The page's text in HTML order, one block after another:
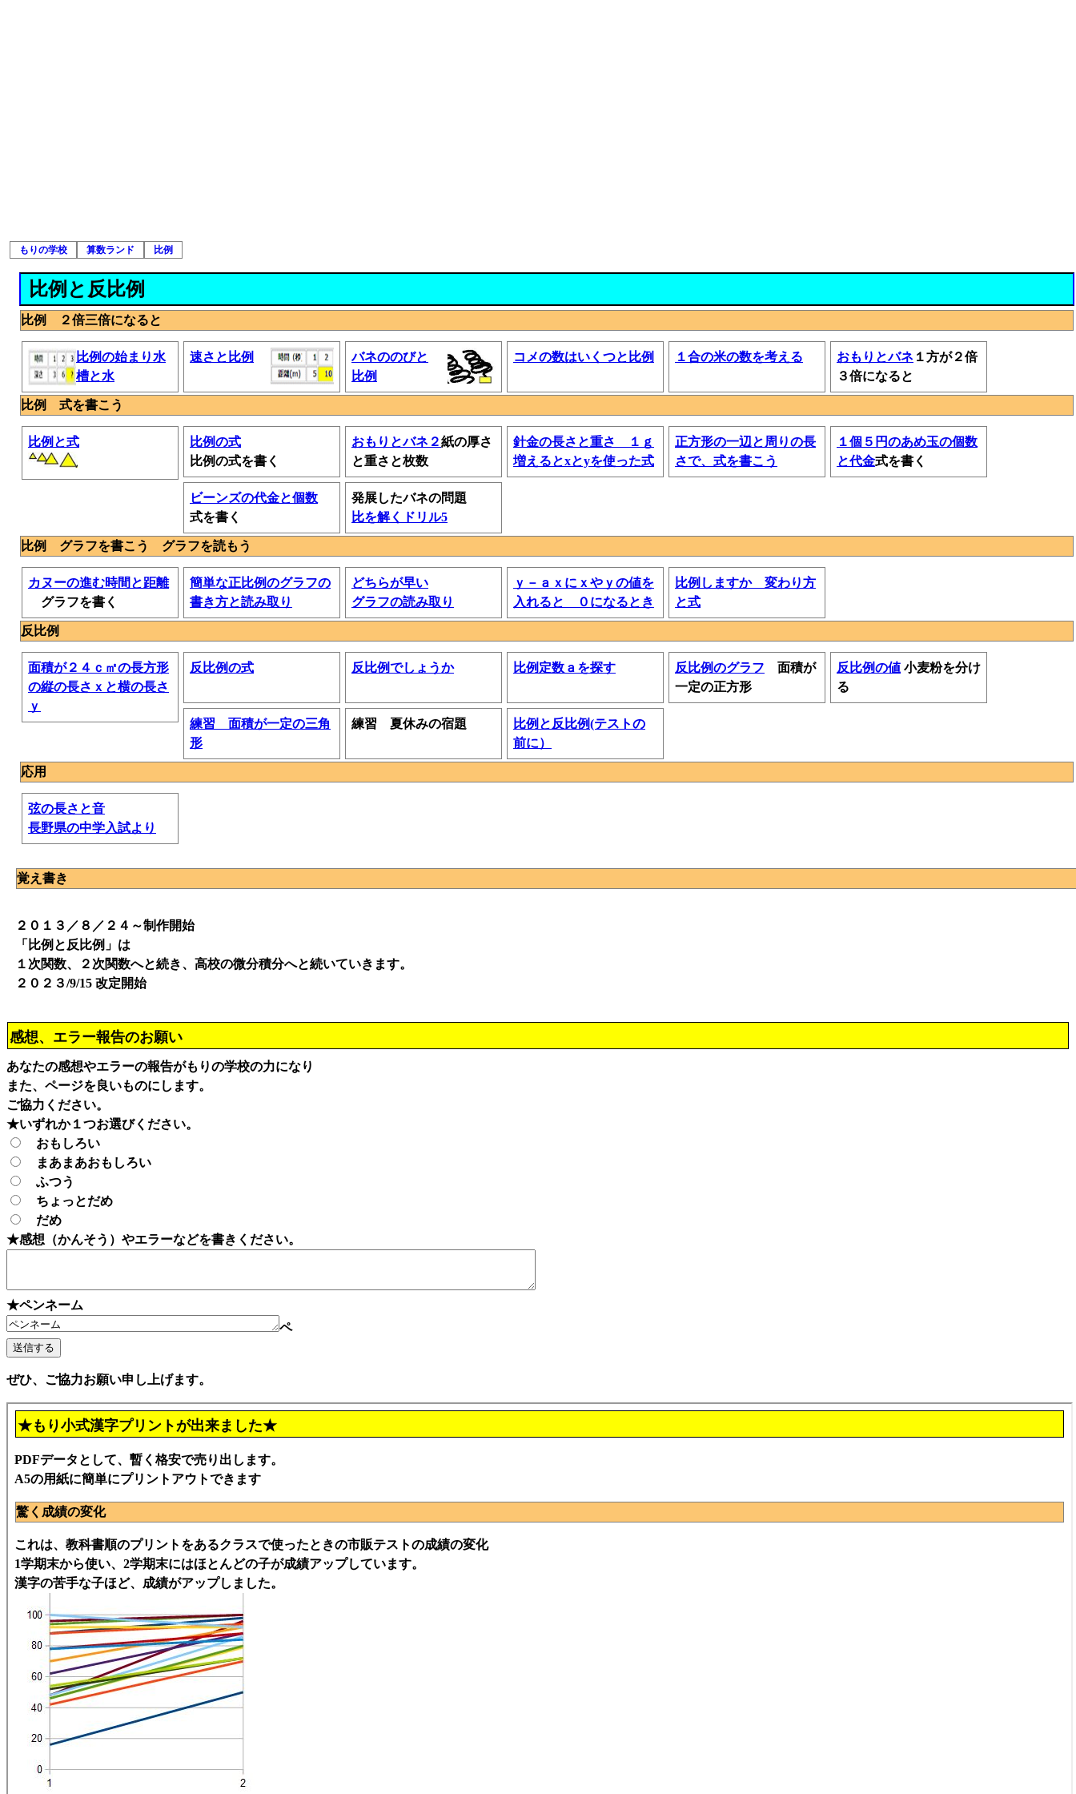
もりの学校 算数ランド 比例
比例と反比例
比例 ２倍三倍になると
比例の始まり水
槽と水
速さと比例
バネののびと
比例
コメの数はいくつと比例 １合の米の数を考える おもりとバネ １方が２倍
３倍になると
比例 式を書こう
比例と式
比例の式
比例の式を書く
おもりとバネ２紙の厚さ
と重さと枚数
針金の長さと重さ １ｇ
増えるとxとyを使った式
正方形の一辺と周りの長
さで、式を書こう
１個５円のあめ玉の個数
と代金式を書く
ビーンズの代金と個数
式を書く
発展したバネの問題
比を解くドリル5
比例 グラフを書こう グラフを読もう
カヌーの進む時間と距離
グラフを書く
簡単な正比例のグラフの
書き方と読み取り
どちらが早い
グラフの読み取り
ｙ－ａｘにｘやｙの値を
入れると ０になるとき
比例しますか 変わり方
と式
反比例
面積が２４ｃ㎡の長方形
の縦の長さｘと横の長さ
ｙ
反比例の式 反比例でしょうか 比例定数ａを探す 反比例のグラフ 面積が
一定の正方形
反比例の値 小麦粉を分け
る
練習 面積が一定の三角
形
練習 夏休みの宿題
比例と反比例(テストの
前に）
応用
弦の長さと音
長野県の中学入試より
覚え書き
２０１３／８／２４～制作開始
「比例と反比例」は
１次関数、２次関数へと続き、高校の微分積分へと続いていきます。
２０２３/9/15 改定開始
感想、エラー報告のお願い
あなたの感想やエラーの報告がもりの学校の力になり
また、ページを良いものにします。
ご協力ください。
★いずれか１つお選びください。
おもしろい
まあまあおもしろい
ふつう
ちょっとだめ
だめ
★感想（かんそう）やエラーなどを書きください。
★ペンネーム
ペ
ぜひ、ご協力お願い申し上げます。